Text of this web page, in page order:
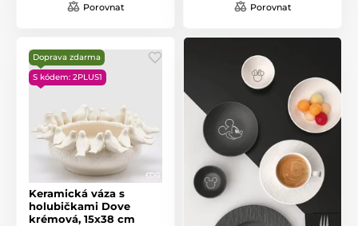
Porovnat Porovnat
Doprava zdarma
S kódem: 2PLUS1
Keramická váza s
holubičkami Dove
krémová, 15x38 cm